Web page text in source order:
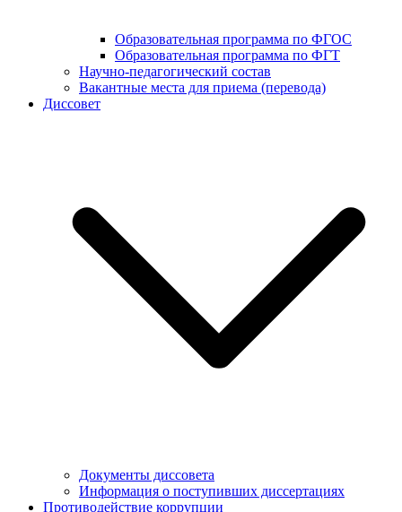
Образовательная программа по ФГОС
Образовательная программа по ФГТ
Научно-педагогический состав
Вакантные места для приема (перевода)
Диссовет
Документы диссовета
Информация о поступивших диссертациях
Противодействие коррупции